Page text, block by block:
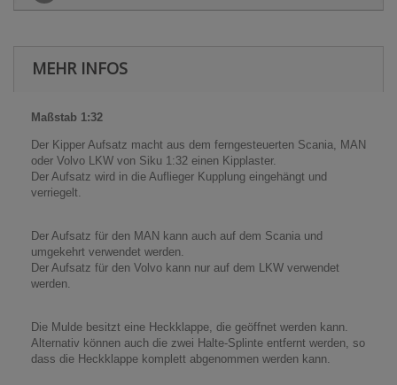
MEHR INFOS
Maßstab 1:32
Der Kipper Aufsatz macht aus dem ferngesteuerten Scania, MAN
oder Volvo LKW von Siku 1:32 einen Kipplaster.
Der Aufsatz wird in die Auflieger Kupplung eingehängt und
verriegelt.
Der Aufsatz für den MAN kann auch auf dem Scania und
umgekehrt verwendet werden.
Der Aufsatz für den Volvo kann nur auf dem LKW verwendet
werden.
Die Mulde besitzt eine Heckklappe, die geöffnet werden kann.
Alternativ können auch die zwei Halte-Splinte entfernt werden, so
dass die Heckklappe komplett abgenommen werden kann.